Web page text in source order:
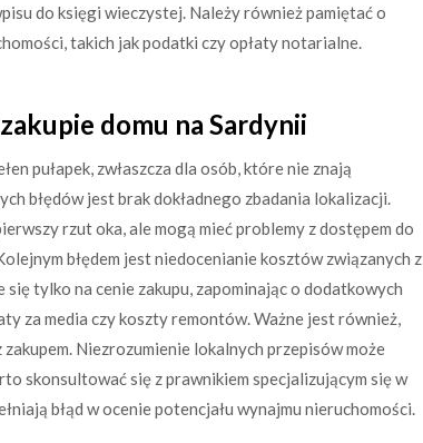
do księgi wieczystej. Należy również pamiętać o
takich jak podatki czy opłaty notarialne.
domu na Sardynii
pułapek, zwłaszcza dla osób, które nie znają
błędów jest brak dokładnego zbadania lokalizacji.
rzut oka, ale mogą mieć problemy z dostępem do
błędem jest niedocenianie kosztów związanych z
tylko na cenie zakupu, zapominając o dodatkowych
za media czy koszty remontów. Ważne jest również,
Niezrozumienie lokalnych przepisów może
skonsultować się z prawnikiem specjalizującym się w
błąd w ocenie potencjału wynajmu nieruchomości.